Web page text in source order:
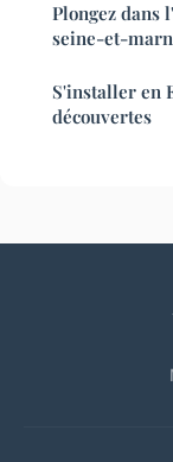
Plongez dans
seine-et-
S'installer en
découvertes